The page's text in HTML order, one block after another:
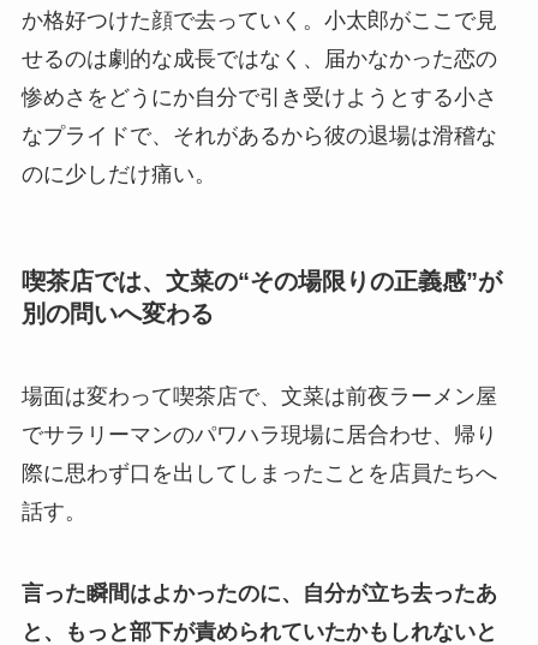
か格好つけた顔で去っていく。小太郎がここで見
せるのは劇的な成長ではなく、届かなかった恋の
惨めさをどうにか自分で引き受けようとする小さ
なプライドで、それがあるから彼の退場は滑稽な
のに少しだけ痛い。
喫茶店では、文菜の“その場限りの正義感”が
別の問いへ変わる
場面は変わって喫茶店で、文菜は前夜ラーメン屋
でサラリーマンのパワハラ現場に居合わせ、帰り
際に思わず口を出してしまったことを店員たちへ
話す。
言った瞬間はよかったのに、自分が立ち去ったあ
と、もっと部下が責められていたかもしれないと